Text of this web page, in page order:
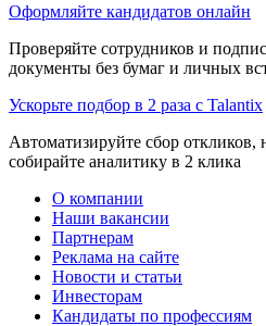
Оформляйте кандидатов онлайн
Проверяйте сотрудников и
документы без бумаг и личных
Ускорьте подбор в 2 раза с Talantix
Автоматизируйте сбор откликов,
собирайте аналитику в 2 клика
О компании
Наши вакансии
Партнерам
Реклама на сайте
Новости и статьи
Инвесторам
Кандидаты по профессиям